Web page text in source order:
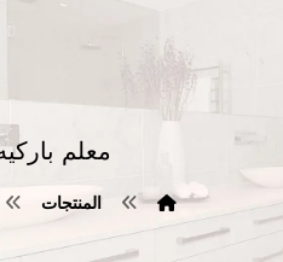
معلم
المنتجات